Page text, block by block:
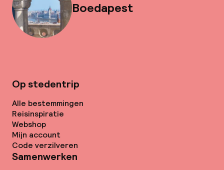
Boedapest
Op stedentrip
Alle bestemmingen
Reisinspiratie
Webshop
Mijn account
Code verzilveren
Samenwerken